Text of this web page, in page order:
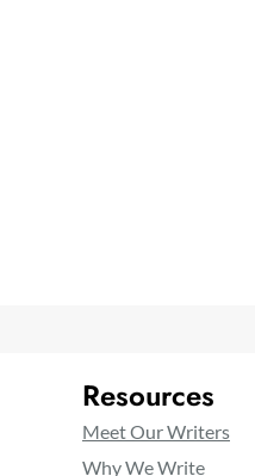
Resources
Meet Our Writers
Why We Write